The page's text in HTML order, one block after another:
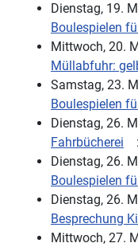
Dienstag, 19.
Boulespielen
Mittwoch, 20.
Müllabfuhr:
Samstag, 23.
Boulespielen
Dienstag, 26.
Fahrbücherei
Dienstag, 26.
Boulespielen
Dienstag, 26.
Besprechung
Mittwoch, 27.